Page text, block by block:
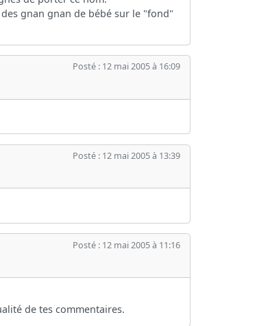
gnan gnan de bébé sur le "fond"
Posté : 12 mai 2005 à 16:09
Posté : 12 mai 2005 à 13:39
Posté : 12 mai 2005 à 11:16
de tes commentaires.